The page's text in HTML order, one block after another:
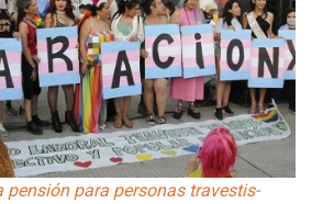
pensión para personas travestis-